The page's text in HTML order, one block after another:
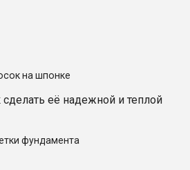
на шпонке
её надежной и теплой
фундамента